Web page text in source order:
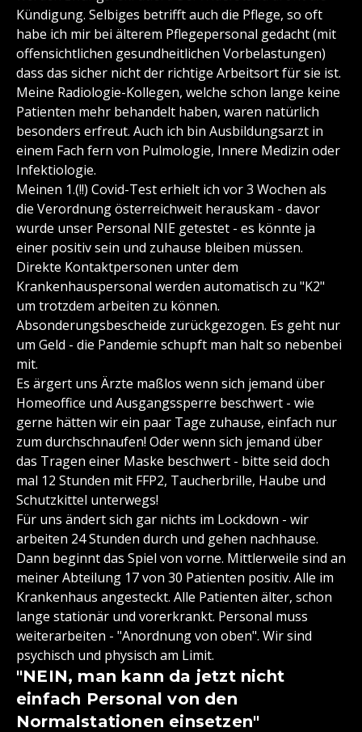
Kündigung. Selbiges betrifft auch die Pflege, so oft
habe ich mir bei älterem Pflegepersonal gedacht (mit
offensichtlichen gesundheitlichen Vorbelastungen)
dass das sicher nicht der richtige Arbeitsort für sie ist.
Meine Radiologie-Kollegen, welche schon lange keine
Patienten mehr behandelt haben, waren natürlich
besonders erfreut. Auch ich bin Ausbildungsarzt in
einem Fach fern von Pulmologie, Innere Medizin oder
Infektiologie.
Meinen 1.(!!) Covid-Test erhielt ich vor 3 Wochen als
die Verordnung österreichweit herauskam - davor
wurde unser Personal NIE getestet - es könnte ja
einer positiv sein und zuhause bleiben müssen.
Direkte Kontaktpersonen unter dem
Krankenhauspersonal werden automatisch zu "K2"
um trotzdem arbeiten zu können.
Absonderungsbescheide zurückgezogen. Es geht nur
um Geld - die Pandemie schupft man halt so nebenbei
mit.
Es ärgert uns Ärzte maßlos wenn sich jemand über
Homeoffice und Ausgangssperre beschwert - wie
gerne hätten wir ein paar Tage zuhause, einfach nur
zum durchschnaufen! Oder wenn sich jemand über
das Tragen einer Maske beschwert - bitte seid doch
mal 12 Stunden mit FFP2, Taucherbrille, Haube und
Schutzkittel unterwegs!
Für uns ändert sich gar nichts im Lockdown - wir
arbeiten 24 Stunden durch und gehen nachhause.
Dann beginnt das Spiel von vorne. Mittlerweile sind an
meiner Abteilung 17 von 30 Patienten positiv. Alle im
Krankenhaus angesteckt. Alle Patienten älter, schon
lange stationär und vorerkrankt. Personal muss
weiterarbeiten - "Anordnung von oben". Wir sind
psychisch und physisch am Limit.
"NEIN, man kann da jetzt nicht
einfach Personal von den
Normalstationen einsetzen"